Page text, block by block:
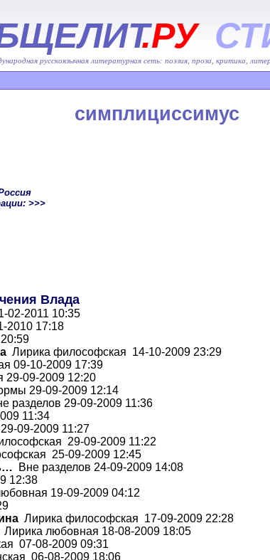
.РУ
русскоязычная литературная сеть: поэзия, проза, критика,
симплициссимус
>>>
Влада
02-2011 10:35
2010 17:18
Лирика философская 14-10-2009 23:29
09-10-2009 17:39
29-09-2009 12:20
29-09-2009 12:14
разделов 29-09-2009 11:36
11:34
09-2009 11:27
29-09-2009 11:22
25-09-2009 12:45
Вне разделов 24-09-2009 14:08
12:38
19-09-2009 04:12
Лирика философская 17-09-2009 22:28
Лирика любовная 18-08-2009 18:05
07-08-2009 09:31
06-08-2009 18:06